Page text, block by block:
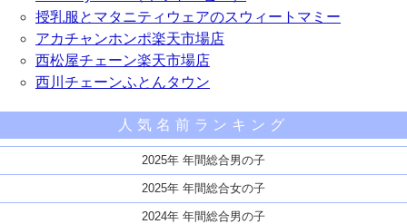
授乳服とマタニティウェアのスウィートマミー
アカチャンホンポ楽天市場店
西松屋チェーン楽天市場店
西川チェーンふとんタウン
人気名前ランキング
2025年 年間総合男の子
2025年 年間総合女の子
2024年 年間総合男の子